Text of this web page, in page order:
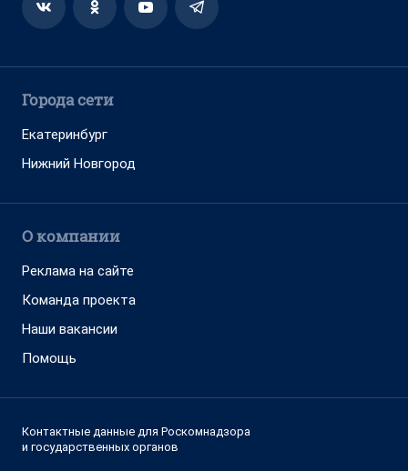
Города сети
Екатеринбург
Нижний Новгород
О компании
Реклама на сайте
Команда проекта
Наши вакансии
Помощь
Контактные данные для Роскомнадзора
и государственных органов